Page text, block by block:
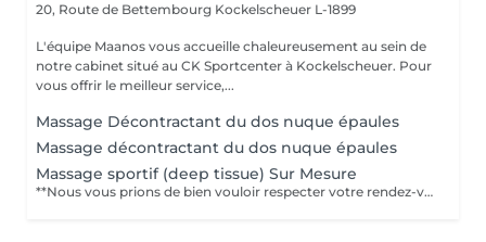
20, Route de Bettembourg Kockelscheuer L-1899
L'équipe Maanos vous accueille chaleureusement au sein de
notre cabinet situé au CK Sportcenter à Kockelscheuer. Pour
vous offrir le meilleur service,...
Massage Décontractant du dos nuque épaules
Massage décontractant du dos nuque épaules
Massage sportif (deep tissue) Sur Mesure
**Nous vous prions de bien vouloir respecter votre rendez-vous** En prenant rendez-vous, vous occupez une place, dont une autre personne aurait éventuellement besoin. Tout rendez-vous non annulé 24h en avance, est susceptible d'être facturé. (Si vous ne pouvez pas vous présenter à votre RDV, proposez-le éventuellement à un proche ou à un ami) Toute l'équipe DE MASSEUR vous remercie pour votre respect et votre compréhension ____________________________________________________________________________________ **Please keep your appointment ** By making an appointment, you occupy a place, which another person may need. Any appointment that is not cancelled 24 hours in advance may be charged. (If you are unable to attend your appointment, suggest it to a family member or a friend). The whole DE MASSEUR team thanks you for your respect and understanding.